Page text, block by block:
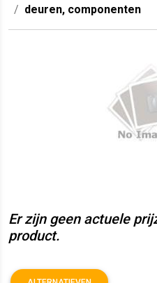
deuren, componenten
Er zijn geen actuele
product.